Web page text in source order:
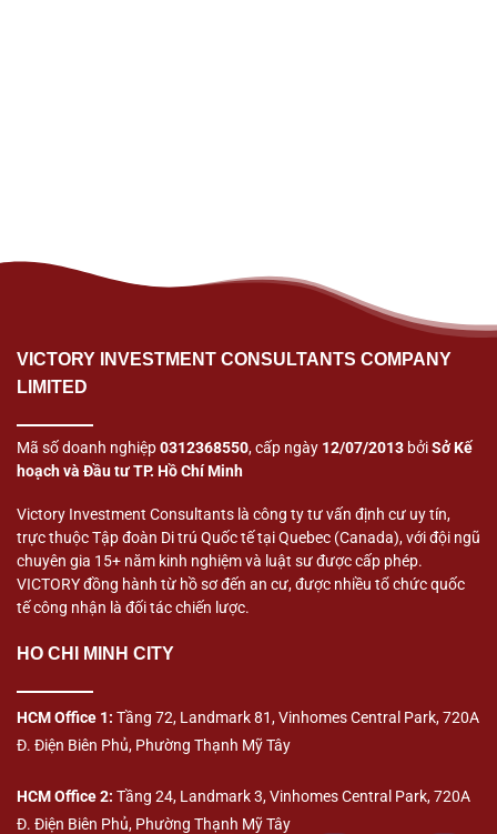
VICTORY INVESTMENT CONSULTANTS COMPANY
LIMITED
Mã số doanh nghiệp0312368550, cấp ngày 12/07/2013 bởiSở Kế
hoạch và Đầu tư TP. Hồ Chí Minh
Victory Investment Consultants là công ty tư vấn định cư uy tín,
trực thuộc Tập đoàn Di trú Quốc tế tại Quebec (Canada), với đội ngũ
chuyên gia 15+ năm kinh nghiệm và luật sư được cấp phép.
VICTORY đồng hành từ hồ sơ đến an cư, được nhiều tổ chức quốc
tế công nhận là đối tác chiến lược.
HO CHI MINH CITY
HCM Office 1: Tầng 72, Landmark 81, Vinhomes Central Park, 720A
Đ. Điện Biên Phủ, Phường Thạnh Mỹ Tây
HCM Office 2: Tầng 24, Landmark 3, Vinhomes Central Park, 720A
Đ. Điện Biên Phủ, Phường Thạnh Mỹ Tây